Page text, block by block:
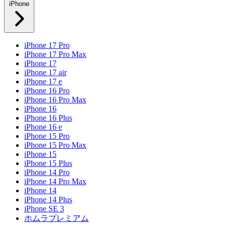
iPhone
iPhone 17 Pro
iPhone 17 Pro Max
iPhone 17
iPhone 17 air
iPhone 17 e
iPhone 16 Pro
iPhone 16 Pro Max
iPhone 16
iPhone 16 Plus
iPhone 16 e
iPhone 15 Pro
iPhone 15 Pro Max
iPhone 15
iPhone 15 Plus
iPhone 14 Pro
iPhone 14 Pro Max
iPhone 14
iPhone 14 Plus
iPhone SE 3
ホムラプレミアム